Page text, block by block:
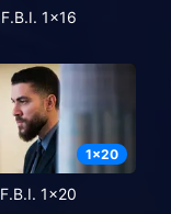
F.B.I. 1x16
1x20
F.B.I. 1x20